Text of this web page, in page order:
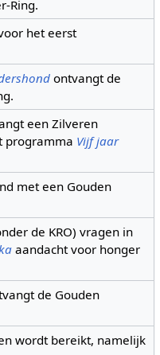
Ring.
het eerst
ontvangt de
een Zilveren
programma Vijf jaar
met een Gouden
de KRO) vragen in
aandacht voor honger
de Gouden
wordt bereikt, namelijk